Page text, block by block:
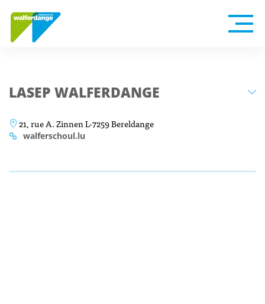
LASEP WALFERDANGE
21, rue A. Zinnen L-7259 Bereldange
walferschoul.lu